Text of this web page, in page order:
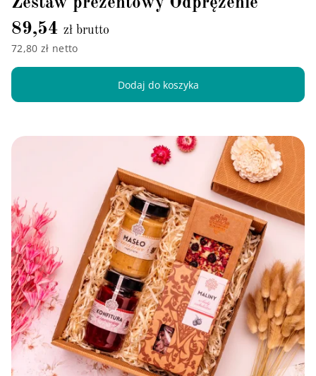
89,54 zł brutto
72,80 zł netto
Dodaj do koszyka